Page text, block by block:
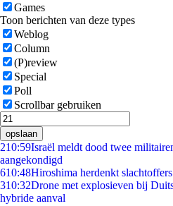
Games
Toon berichten van deze types
Weblog
Column
(P)review
Special
Poll
Scrollbar gebruiken
opslaan
210:59Israël meldt dood twee
aangekondigd
610:48Hiroshima herdenkt
310:32Drone met explosieven bij
hybride aanval